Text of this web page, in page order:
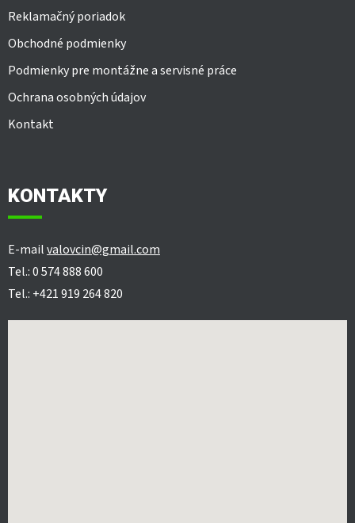
Reklamačný poriadok
Obchodné podmienky
Podmienky pre montážne a servisné práce
Ochrana osobných údajov
Kontakt
KONTAKTY
E-mailvalovcin@gmail.com
Tel.: 0 574 888 600
Tel.: +421 919 264 820